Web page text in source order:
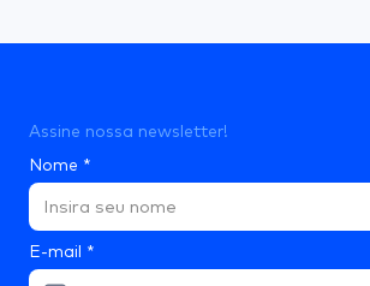
Assine nossa newsletter!
Nome *
E-mail *